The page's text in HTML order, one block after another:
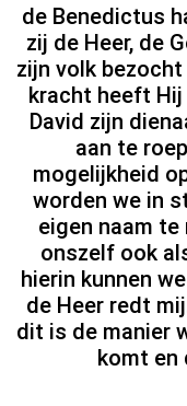
de Benedictus
zij de Heer, de
zijn volk
kracht heeft Hij
David zijn
aan te
mogelijkheid
worden we in
eigen naam
onszelf ook
hierin kunnen
de Heer redt
dit is de manier
komt en